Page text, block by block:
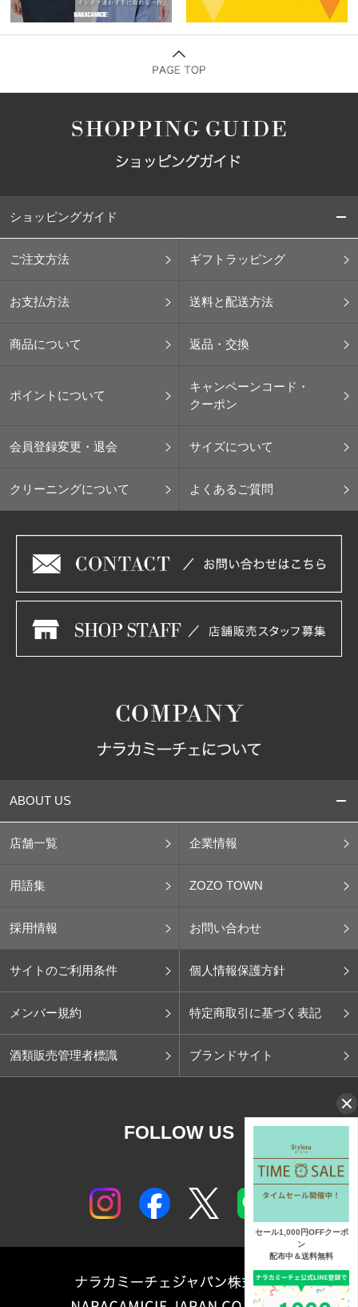
ショッピングガイド
ご注文方法 ギフトラッピング
お支払方法 送料と配送方法
商品について 返品・交換
ポイントについて
キャンペーンコード・
クーポン
会員登録変更・退会 サイズについて
クリーニングについて よくあるご質問
ABOUT US
店舗一覧 企業情報
用語集 ZOZO TOWN
採用情報 お問い合わせ
サイトのご利用条件 個人情報保護方針
メンバー規約 特定商取引に基づく表記
酒類販売管理者標識 ブランドサイト
FOLLOW US
セール1,000円OFFクーポ
ン
配布中＆送料無料